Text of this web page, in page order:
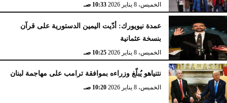
الخميس، 8 يناير 2026 10:33 صـ
عمدة نيويورك: أدّيت اليمين الدستورية على قرآن
بنسخة عثمانية
الخميس، 8 يناير 2026 10:25 صـ
نتنياهو يُبلّغ وزراءه بموافقة ترامب على مهاجمة لبنان
الخميس، 8 يناير 2026 10:20 صـ